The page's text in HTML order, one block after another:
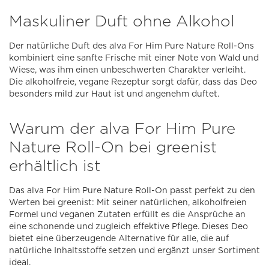
Maskuliner Duft ohne Alkohol
Der natürliche Duft des alva For Him Pure Nature Roll-Ons
kombiniert eine sanfte Frische mit einer Note von Wald und
Wiese, was ihm einen unbeschwerten Charakter verleiht.
Die alkoholfreie, vegane Rezeptur sorgt dafür, dass das Deo
besonders mild zur Haut ist und angenehm duftet.
Warum der alva For Him Pure
Nature Roll-On bei greenist
erhältlich ist
Das alva For Him Pure Nature Roll-On passt perfekt zu den
Werten bei greenist: Mit seiner natürlichen, alkoholfreien
Formel und veganen Zutaten erfüllt es die Ansprüche an
eine schonende und zugleich effektive Pflege. Dieses Deo
bietet eine überzeugende Alternative für alle, die auf
natürliche Inhaltsstoffe setzen und ergänzt unser Sortiment
ideal.